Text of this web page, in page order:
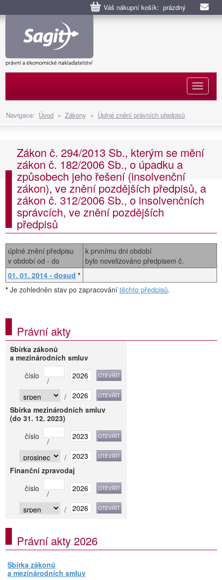
Váš nákupní košík: prázdný
Navigace: Úvod » Zákony » Úplné znění právních předpisů
Zákon č. 294/2013 Sb., kterým se mění
zákon č. 182/2006 Sb., o úpadku a
způsobech jeho řešení (insolvenční
zákon), ve znění pozdějších předpisů, a
zákon č. 312/2006 Sb., o insolvenčních
správcích, ve znění pozdějších
předpisů
úplné znění předpisu
v období od - do
k prvnímu dni období
bylo novelizováno předpisem č.
01. 01. 2014 - dosud *
* Je zohledněn stav po zapracování těchto předpisů.
Právní akty
Sbírka zákonů
a mezinárodních smluv
číslo
/
/
Sbírka mezinárodních smluv
(do 31. 12. 2023)
číslo
/
/
Finanční zpravodaj
číslo
/
/
Právní akty 2026
Sbírka zákonů
a mezinárodních smluv